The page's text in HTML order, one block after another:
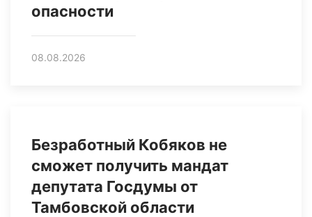
опасности
08.08.2026
Безработный Кобяков не
сможет получить мандат
депутата Госдумы от
Тамбовской области